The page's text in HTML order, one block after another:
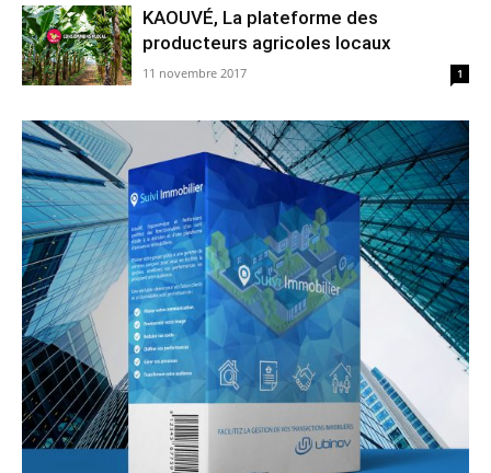
KAOUVÉ, La plateforme des
producteurs agricoles locaux
11 novembre 2017 1